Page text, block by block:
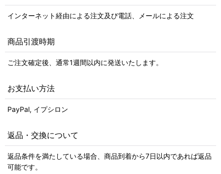
インターネット経由による注文及び電話、メールによる注文
商品引渡時期
ご注文確定後、通常1週間以内に発送いたします。
お支払い方法
PayPal, イプシロン
返品・交換について
返品条件を満たしている場合、商品到着から7日以内であれば返品
可能です。